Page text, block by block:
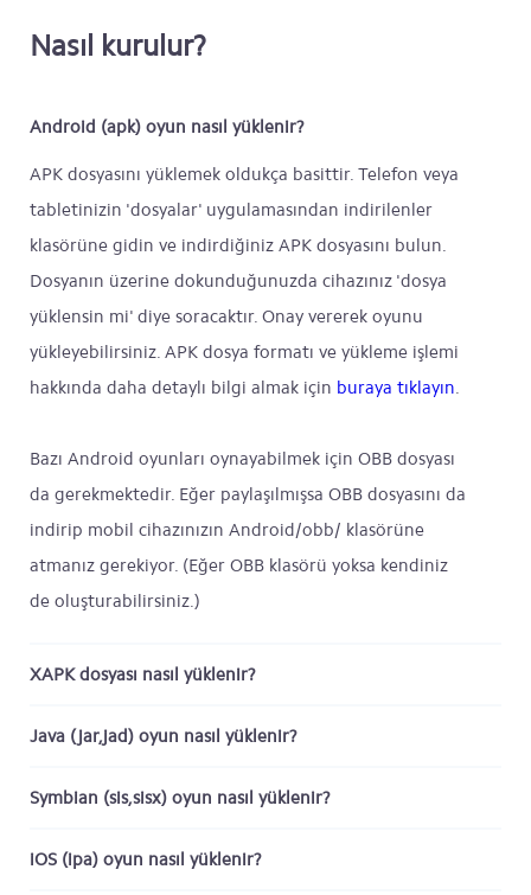
Nasıl kurulur?
Android (apk) oyun nasıl yüklenir?
APK dosyasını yüklemek oldukça basittir. Telefon veya
tabletinizin 'dosyalar' uygulamasından indirilenler
klasörüne gidin ve indirdiğiniz APK dosyasını bulun.
Dosyanın üzerine dokunduğunuzda cihazınız 'dosya
yüklensin mi' diye soracaktır. Onay vererek oyunu
yükleyebilirsiniz. APK dosya formatı ve yükleme işlemi
hakkında daha detaylı bilgi almak için buraya tıklayın.
Bazı Android oyunları oynayabilmek için OBB dosyası
da gerekmektedir. Eğer paylaşılmışsa OBB dosyasını da
indirip mobil cihazınızın Android/obb/ klasörüne
atmanız gerekiyor. (Eğer OBB klasörü yoksa kendiniz
de oluşturabilirsiniz.)
XAPK dosyası nasıl yüklenir?
Java (jar,jad) oyun nasıl yüklenir?
Symbian (sis,sisx) oyun nasıl yüklenir?
iOS (ipa) oyun nasıl yüklenir?